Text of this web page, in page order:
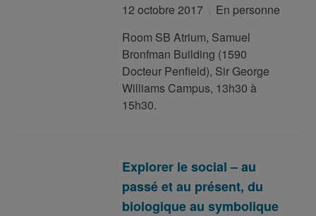
12 octobre 2017
En personne
Room SB Atrium, Samuel
Bronfman Building (1590
Docteur Penfield), Sir George
Williams Campus, 13h30 à
15h30.
Explorer le social – au
passé et au présent, du
biologique au symbolique